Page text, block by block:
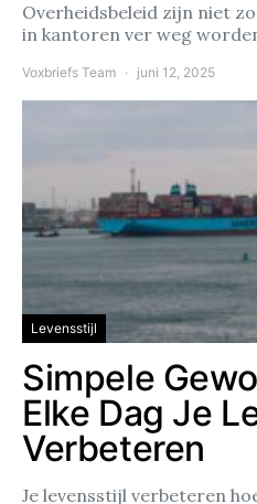
Overheidsbeleid zijn niet
in kantoren ver weg
Voxbriefs Team juni 12, 2025
Levensstijl
Simpele
Elke Dag Je
Verbeteren
Je levensstijl verbeteren